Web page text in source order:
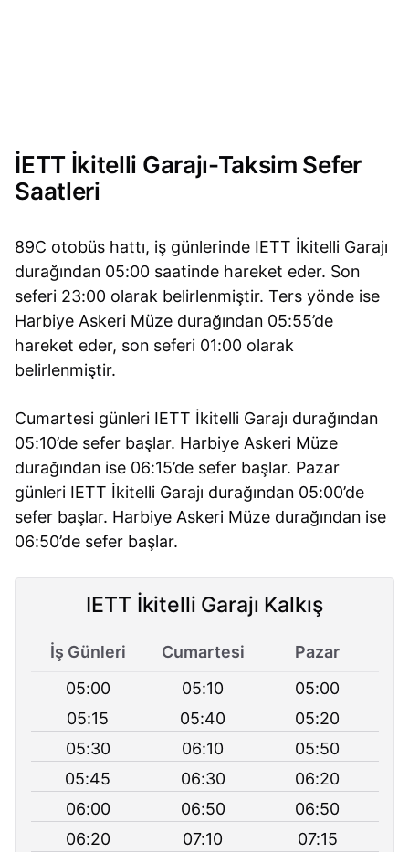
İETT İkitelli Garajı-Taksim Sefer
Saatleri
89C otobüs hattı, iş günlerinde IETT İkitelli Garajı
durağından 05:00 saatinde hareket eder. Son
seferi 23:00 olarak belirlenmiştir. Ters yönde ise
Harbiye Askeri Müze durağından 05:55’de
hareket eder, son seferi 01:00 olarak
belirlenmiştir.
Cumartesi günleri IETT İkitelli Garajı durağından
05:10’de sefer başlar. Harbiye Askeri Müze
durağından ise 06:15’de sefer başlar. Pazar
günleri IETT İkitelli Garajı durağından 05:00’de
sefer başlar. Harbiye Askeri Müze durağından ise
06:50’de sefer başlar.
IETT İkitelli Garajı Kalkış
İş Günleri Cumartesi
Pazar
05:00
05:10
05:00
05:15
05:40
05:20
05:30
06:10
05:50
05:45
06:30
06:20
06:00
06:50
06:50
06:20
07:10 07:15